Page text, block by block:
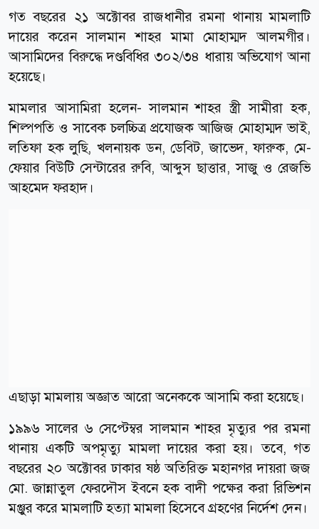
গত বছরের ২১ অক্টোবর রাজধানীর রমনা থানায় মামলাটি
দায়ের করেন সালমান শাহর মামা মোহাম্মদ আলমগীর।
আসামিদের বিরুদ্ধে দণ্ডবিধির ৩০২/৩৪ ধারায় অভিযোগ আনা
হয়েছে।
মামলার আসামিরা হলেন- সালমান শাহর স্ত্রী সামীরা হক,
শিল্পপতি ও সাবেক চলচ্চিত্র প্রযোজক আজিজ মোহাম্মদ ভাই,
লতিফা হক লুছি, খলনায়ক ডন, ডেবিট, জাভেদ, ফারুক, মে-
ফেয়ার বিউটি সেন্টারের রুবি, আব্দুস ছাত্তার, সাজু ও রেজভি
আহমেদ ফরহাদ।
এছাড়া মামলায় অজ্ঞাত আরো অনেককে আসামি করা হয়েছে।
১৯৯৬ সালের ৬ সেপ্টেম্বর সালমান শাহর মৃত্যুর পর রমনা
থানায় একটি অপমৃত্যু মামলা দায়ের করা হয়। তবে, গত
বছরের ২০ অক্টোবর ঢাকার ষষ্ঠ অতিরিক্ত মহানগর দায়রা জজ
মো. জান্নাতুল ফেরদৌস ইবনে হক বাদী পক্ষের করা রিভিশন
মঞ্জুর করে মামলাটি হত্যা মামলা হিসেবে গ্রহণের নির্দেশ দেন।